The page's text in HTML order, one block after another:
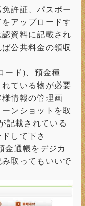
許証、パスポー
アップロードす
資料に記載され
公共料金の領収
ード)、預金種
ている物が必要
情報の管理画
ンショットを取
記載されている
して下さ
金通帳をデジカ
取ってもいいで